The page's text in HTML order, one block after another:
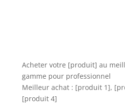
Acheter votre [produit] au
gamme pour professionnel
Meilleur achat : [produit 1],
[produit 4]